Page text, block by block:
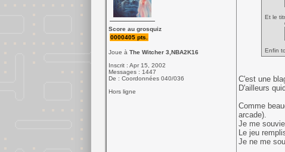
Score au grosquiz
0000405 pts.
Joue à The Witcher 3,NBA2K16
Inscrit : Apr 15, 2002
Messages : 1447
De : Coordonnées 040/036
Hors ligne
Et le
Enfin
C'est une
D'ailleurs
Comme
arcade).
Je me
Le jeu
Je ne me